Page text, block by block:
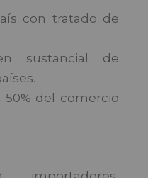
con tratado de
sustancial de
del comercio